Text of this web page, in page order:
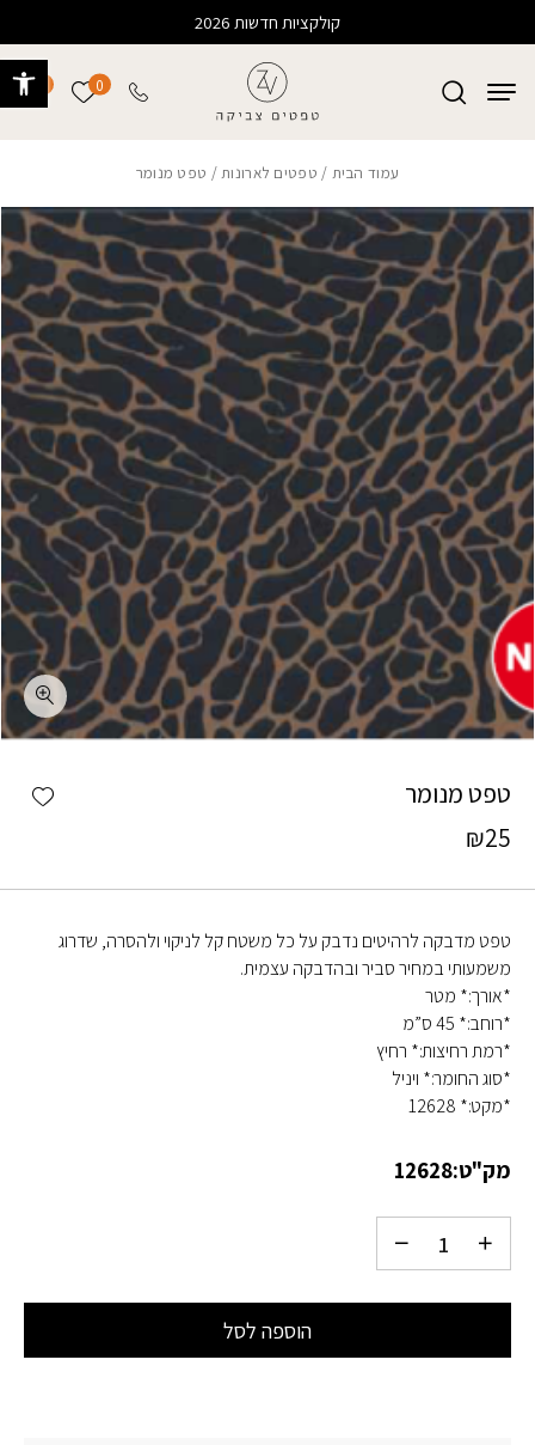
קולקציות חדשות 2026
0 הרשימה
עמוד הבית / טפטים לארונות/ טפט מנומר
טפט מנומר
₪25
טפט מדבקה לרהיטים נדבק על כל משטח קל לניקוי ולהסרה, שדרוג
משמעותי במחיר סביר ובהדבקה עצמית.
*אורך:* מטר
*רוחב:* 45 ס”מ
*רמת רחיצות:* רחיץ
*סוג החומר:* ויניל
*מקט:* 12628
מק"ט:12628
הוספה לסל